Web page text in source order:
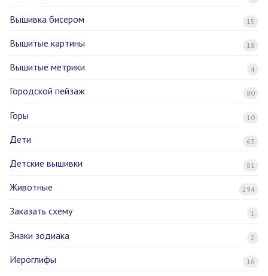
Вышивка бисером 15
Вышитые картины 18
Вышитые метрики 4
Городской пейзаж 80
Горы 10
Дети 63
Детские вышивки 81
Животные 294
Заказать схему 1
Знаки зодиака 2
Иероглифы 16